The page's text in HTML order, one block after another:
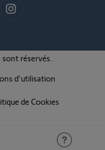
réservés.
d'utilisation
de Cookies